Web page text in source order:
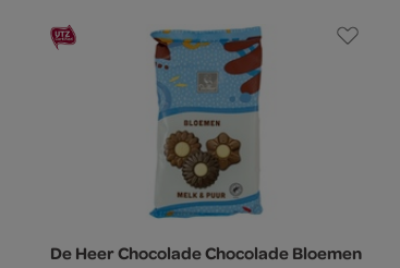
De Heer Chocolade Chocolade Bloemen